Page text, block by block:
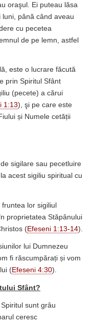
oraşul. Ei puteau lăsa
până când aveau
cu pecetea
de pe lemn, astfel
este o lucrare făcută
prin Spiritul Sfânt
(pecete) a cărui
1:13), şi pe care este
și Numele cetății
sigilare sau pecetluire
acest sigiliu spiritual cu
lor sigiliul
proprietatea Stăpânului
(Efeseni 1:13-14).
lui Dumnezeu
fi răscumpărați și vom
(Efeseni 4:30).
Sfânt?
sunt grâu
ceresc